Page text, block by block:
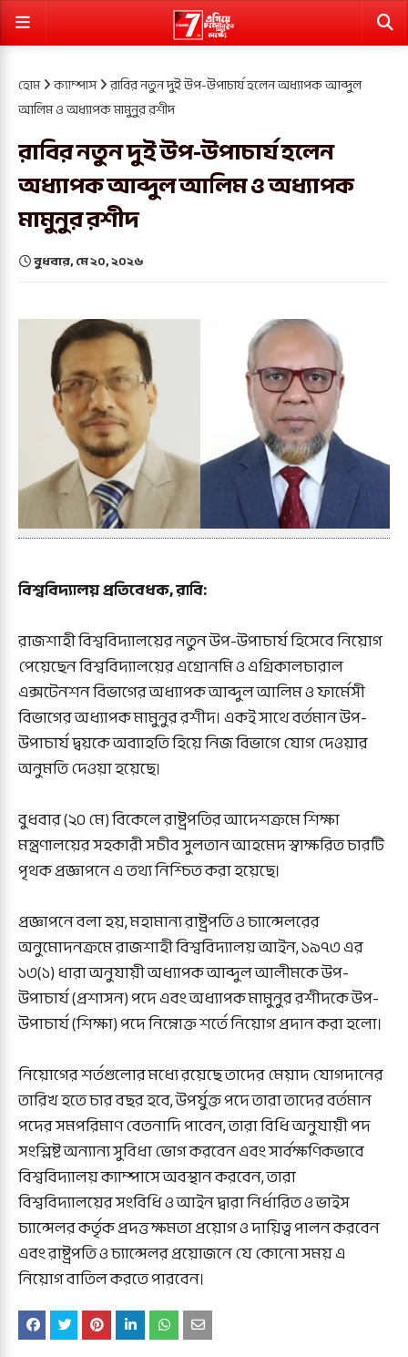
হোম ক্যাম্পাস রাবির নতুন দুই উপ-উপাচার্য হলেন অধ্যাপক আব্দুল
আলিম ও অধ্যাপক মামুনুর রশীদ
রাবির নতুন দুই উপ-উপাচার্য হলেন
অধ্যাপক আব্দুল আলিম ও অধ্যাপক
মামুনুর রশীদ
বুধবার, মে ২০, ২০২৬
বিশ্ববিদ্যালয় প্রতিবেধক, রাবি:
‎রাজশাহী বিশ্ববিদ্যালয়ের নতুন উপ-উপাচার্য হিসেবে নিয়োগ
পেয়েছেন বিশ্ববিদ্যালয়ের এগ্রোনমি ও এগ্রিকালচারাল
এক্সটেনশন বিভাগের অধ্যাপক আব্দুল আলিম ও ফার্মেসী
বিভাগের অধ্যাপক মামুনুর রশীদ। একই সাথে বর্তমান উপ-
উপাচার্য দ্বয়কে অব্যাহতি হিয়ে নিজ বিভাগে যোগ দেওয়ার
অনুমতি দেওয়া হয়েছে।
বুধবার (২০ মে) বিকেলে রাষ্ট্রপতির আদেশক্রমে শিক্ষা
মন্ত্রণালয়ের সহকারী সচীব সুলতান আহমেদ স্বাক্ষরিত চারটি
পৃথক প্রজ্ঞাপনে এ তথ্য নিশ্চিত করা হয়েছে।
প্রজ্ঞাপনে বলা হয়, মহামান্য রাষ্ট্রপতি ও চ্যান্সেলরের
অনুমোদনক্রমে রাজশাহী বিশ্ববিদ্যালয় আইন, ১৯৭৩ এর
১৩(১) ধারা অনুযায়ী অধ্যাপক আব্দুল আলীমকে উপ-
উপাচার্য (প্রশাসন) পদে এবং অধ্যাপক মামুনুর রশীদকে উপ-
উপাচার্য (শিক্ষা) পদে নিম্নোক্ত শর্তে নিয়োগ প্রদান করা হলো।
নিয়োগের শর্তগুলোর মধ্যে রয়েছে তাদের মেয়াদ যোগদানের
তারিখ হতে চার বছর হবে, উপর্যুক্ত পদে তারা তাদের বর্তমান
পদের সমপরিমাণ বেতনাদি পাবেন, তারা বিধি অনুযায়ী পদ
সংশ্লিষ্ট অন্যান্য সুবিধা ভোগ করবেন এবং সার্বক্ষণিকভাবে
বিশ্ববিদ্যালয় ক্যাম্পাসে অবস্থান করবেন, তারা
বিশ্ববিদ্যালয়ের সংবিধি ও আইন দ্বারা নির্ধারিত ও ভাইস
চ্যান্সেলর কর্তৃক প্রদত্ত ক্ষমতা প্রয়োগ ও দায়িত্ব পালন করবেন
এবং রাষ্ট্রপতি ও চ্যান্সেলর প্রয়োজনে যে কোনো সময় এ
নিয়োগ বাতিল করতে পারবেন।